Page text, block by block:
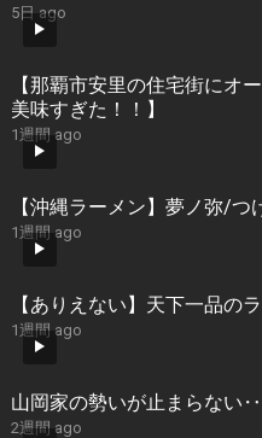
5日 ago
【那覇市安里の住宅街にオ
美味すぎた！！】
1週間 ago
【沖縄ラーメン】夢ノ弥/つ
1週間 ago
【ありえない】天下一品の
1週間 ago
山岡家の勢いが止まらない‥
2週間 ago